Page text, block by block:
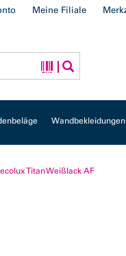
Meine Filiale
Wandbekleidungen
Titan Weißlack AF